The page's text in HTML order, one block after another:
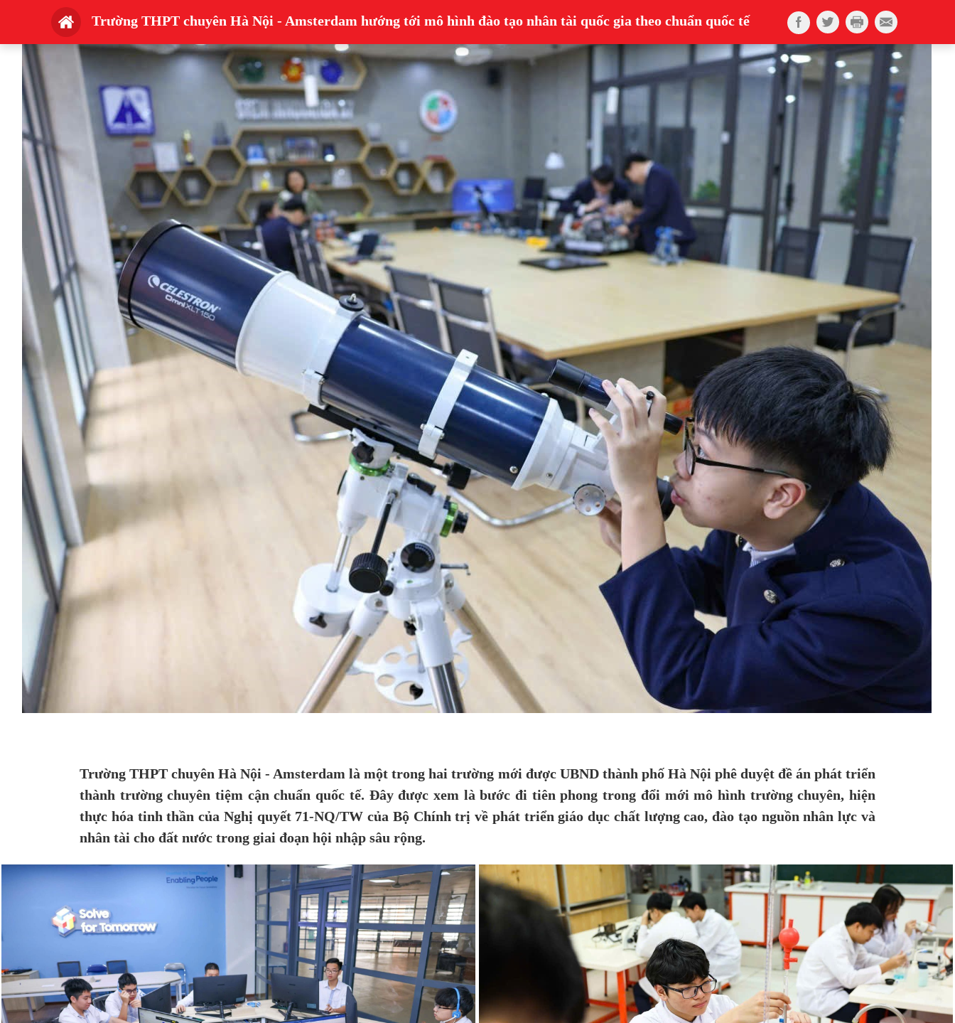
Trường THPT chuyên Hà Nội - Amsterdam hướng tới mô hình đào tạo nhân tài quốc gia theo chuẩn quốc tế
Trường THPT chuyên Hà Nội - Amsterdam là một trong hai trường mới được UBND thành phố Hà Nội phê duyệt đề án phát triển
thành trường chuyên tiệm cận chuẩn quốc tế. Đây được xem là bước đi tiên phong trong đổi mới mô hình trường chuyên, hiện
thực hóa tinh thần của Nghị quyết 71-NQ/TW của Bộ Chính trị về phát triển giáo dục chất lượng cao, đào tạo nguồn nhân lực và
nhân tài cho đất nước trong giai đoạn hội nhập sâu rộng.